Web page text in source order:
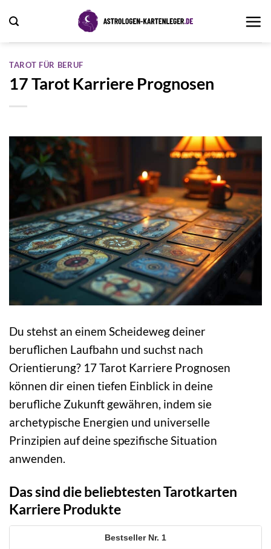
Inhalt
springen
TAROT FÜR BERUF
17 Tarot Karriere Prognosen
Du stehst an einem Scheideweg deiner
beruflichen Laufbahn und suchst nach
Orientierung? 17 Tarot Karriere Prognosen
können dir einen tiefen Einblick in deine
berufliche Zukunft gewähren, indem sie
archetypische Energien und universelle
Prinzipien auf deine spezifische Situation
anwenden.
Das sind die beliebtesten Tarotkarten
Karriere Produkte
1